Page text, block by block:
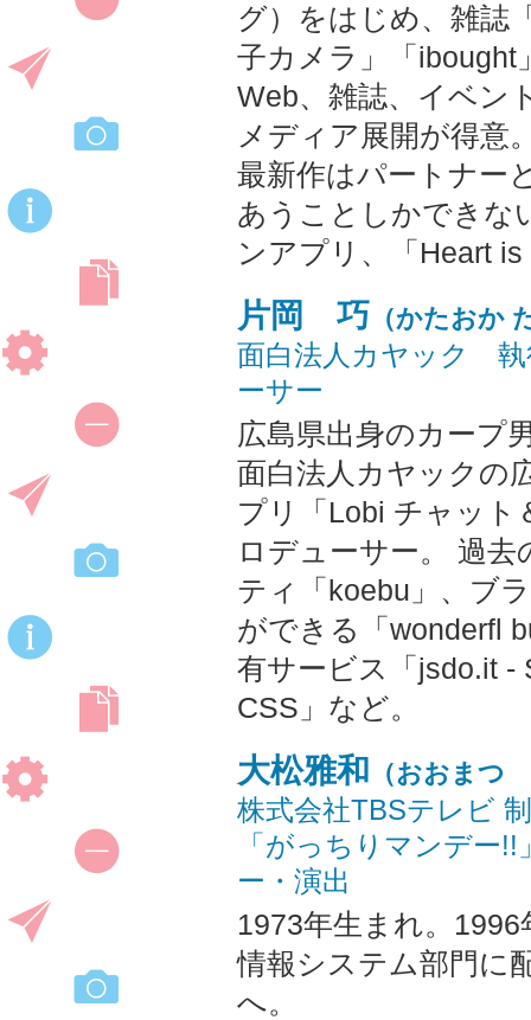
グ）をはじめ、雑誌
子カメラ」「ibought
Web、雑誌、イベン
メディア展開が得意
最新作はパートナー
あうことしかできな
ンアプリ、「Heart
片岡 巧 （かたおか
面白法人カヤック 執
ーサー
広島県出身のカープ
面白法人カヤックの
プリ「Lobi チャット
ロデューサー。 過
ティ「koebu」、ブ
ができる「wonderfl
有サービス「jsdo.it -
CSS」など。
大松雅和 （おおまつ
株式会社TBSテレビ
「がっちりマンデー
ー・演出
1973年生まれ。
情報システム部門に
へ。